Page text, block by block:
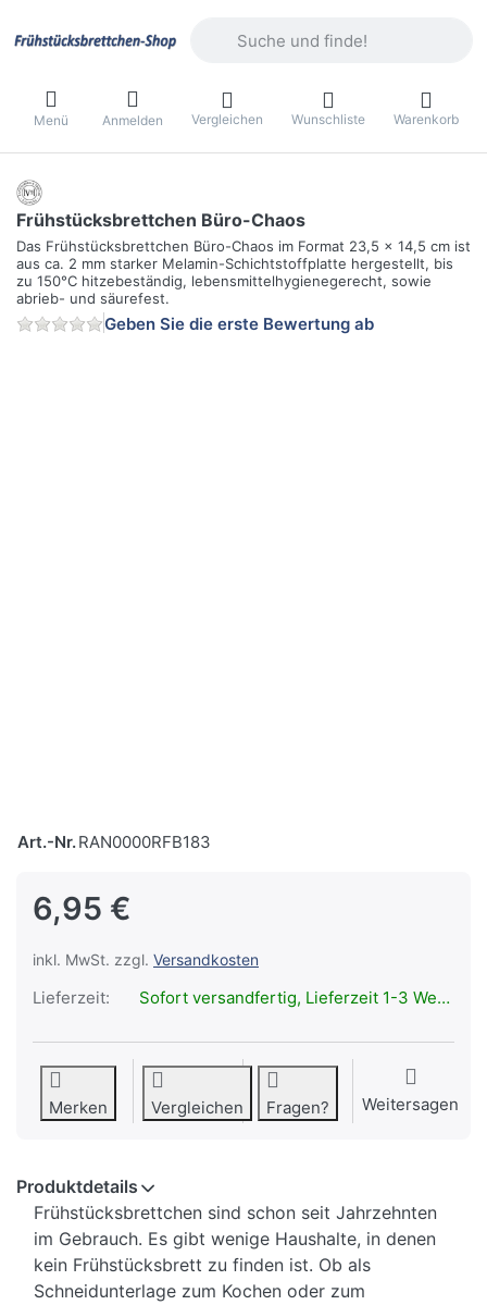
Menü Anmelden Vergleichen Wunschliste Warenkorb
Frühstücksbrettchen Büro-Chaos
Das Frühstücksbrettchen Büro-Chaos im Format 23,5 x 14,5 cm ist
aus ca. 2 mm starker Melamin-Schichtstoffplatte hergestellt, bis
zu 150°C hitzebeständig, lebensmittelhygienegerecht, sowie
abrieb- und säurefest.
Geben Sie die erste Bewertung ab
Art.-Nr.RAN0000RFB183
6,95 €
inkl. MwSt. zzgl. Versandkosten
Lieferzeit: Sofort versandfertig, Lieferzeit 1-3 Werktage.
Merken Vergleichen Fragen? Weitersagen
Produktdetails
Frühstücksbrettchen sind schon seit Jahrzehnten
im Gebrauch. Es gibt wenige Haushalte, in denen
kein Frühstücksbrett zu finden ist. Ob als
Schneidunterlage zum Kochen oder zum